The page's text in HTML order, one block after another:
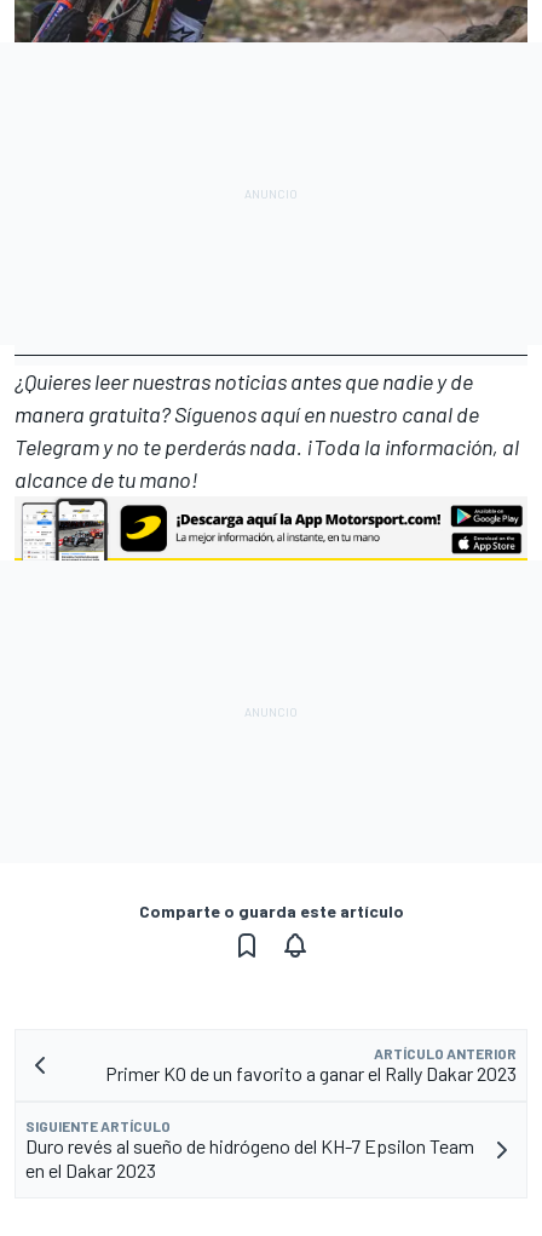
¿Quieres leer nuestras noticias antes que nadie y de
manera gratuita? Síguenosaquí en nuestro canal de
Telegramy no te perderás nada. ¡Toda la información, al
alcance de tu mano!
Comparte o guarda este artículo
ARTÍCULO ANTERIOR
Primer KO de un favorito a ganar el Rally Dakar 2023
SIGUIENTE ARTÍCULO
Duro revés al sueño de hidrógeno del KH-7 Epsilon Team
en el Dakar 2023